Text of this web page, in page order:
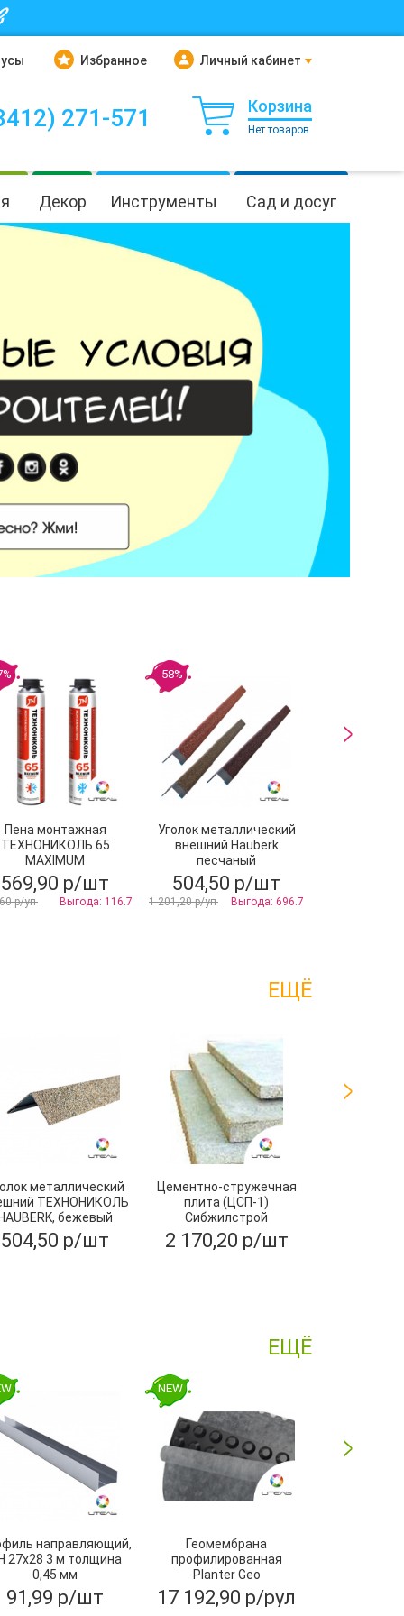
Избранное Личный кабинет
271-571 Корзина
Нет товаров
Декор Инструменты Сад и досуг
Пена монтажная
ТЕХНОНИКОЛЬ 65
MAXIMUM
всесезонная
569,90 р/шт
р/уп Выгода: 116.7
-58%
Уголок металлический
внешний Hauberk
песчаный
504,50 р/шт
1 201,20 р/уп Выгода: 696.7
ЕЩЁ
металлический
ТЕХНОНИКОЛЬ
бежевый
504,50 р/шт
Цементно-стружечная
плита (ЦСП-1)
Сибжилстрой
3200х1250х10 мм
2 170,20 р/шт
ЕЩЁ
направляющий,
27х28 3 м толщина
0,45 мм
91,99 р/шт
NEW
Геомембрана
профилированная
Planter Geo
2х15м,ТехноНИКОЛЬ
17 192,90 р/рул